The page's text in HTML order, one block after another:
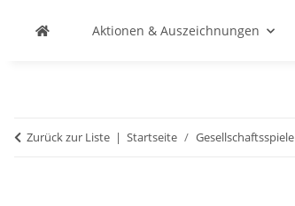
Aktionen & Auszeichnungen
Zurück zur Liste Startseite Gesellschaftsspiele